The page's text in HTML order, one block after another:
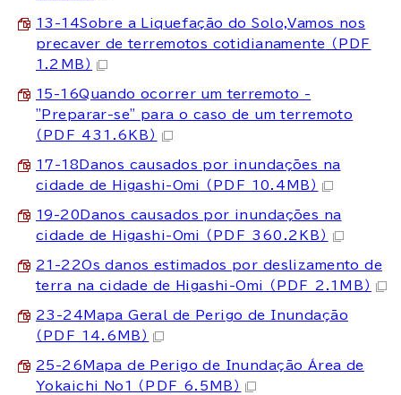
13-14Sobre a Liquefação do Solo,Vamos nos
precaver de terremotos cotidianamente （PDF
1.2MB）
15-16Quando ocorrer um terremoto -
"Preparar-se" para o caso de um terremoto
（PDF 431.6KB）
17-18Danos causados por inundações na
cidade de Higashi-Omi
（PDF 10.4MB）
19-20Danos causados por inundações na
cidade de Higashi-Omi
（PDF 360.2KB）
21-22Os danos estimados por deslizamento de
terra na cidade de Higashi-Omi
（PDF 2.1MB）
23-24Mapa Geral de Perigo de Inundação
（PDF 14.6MB）
25-26Mapa de Perigo de Inundação Área de
Yokaichi No1
（PDF 6.5MB）